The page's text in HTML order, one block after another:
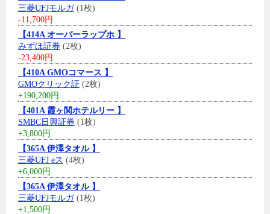
三菱UFJモルガ(1枚)
-11,700円
【414A オーバーラップホ 】
みずほ証券 (2枚)
-23,400円
【410A GMOコマース 】
GMOクリック証 (2枚)
+190,200円
【401A 霞ヶ関ホテルリー 】
SMBC日興証券 (1枚)
+3,800円
【365A 伊澤タオル 】
三菱UFJ eス (4枚)
+6,000円
【365A 伊澤タオル 】
三菱UFJモルガ(1枚)
+1,500円